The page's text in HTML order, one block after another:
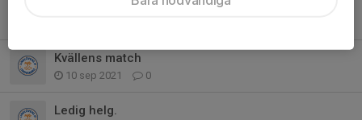
Kvalmatch nr 3.
Kvällens match
10 sep 2021 0
Ledig helg.